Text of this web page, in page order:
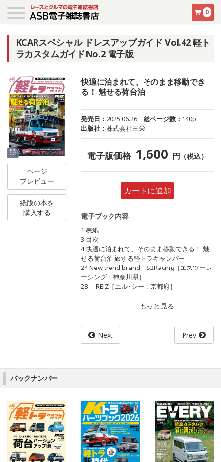
0
KCARスペシャル ドレスアップガイド Vol.42 軽ト
ラカスタムガイドNo.2 電子版
ページ
プレビュー
紙版の本を
購入する
快適に泊まれて、そのまま移動でき
る！ 魅せる荷台泊
発売日：2025.06.26 総ページ数： 140p
出版社：株式会社三栄
電子版価格 1,600 円 （税込）
カートに追加
電子ブック内容
1 表紙
3 目次
4 快適に泊まれて、そのまま移動できる！ 魅
せる荷台泊 旅する軽トラキャンパー
24 New trend brand S2Racing［エスツーレ
ーシング：神奈川県］
28 REIZ［エル･シー：京都府］
Next Prev
バックナンバー